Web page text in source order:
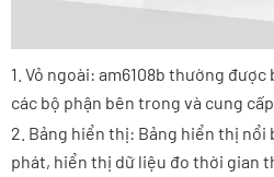
1. Vỏ ngoài: am6108b thường
các bộ phận bên trong và cung
2. Bảng hiển thị: Bảng hiển thị nổi
phát, hiển thị dữ liệu đo thời gian